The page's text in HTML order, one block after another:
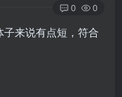
0 0
来说有点短，符合